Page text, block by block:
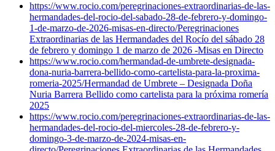
https://www.rocio.com/peregrinaciones-extraordinarias-de-las-
hermandades-del-rocio-del-sabado-28-de-febrero-y-domingo-
1-de-marzo-de-2026-misas-en-directo/Peregrinaciones
Extraordinarias de las Hermandades del Rocío del sábado 28
de febrero y domingo 1 de marzo de 2026 -Misas en Directo
https://www.rocio.com/hermandad-de-umbrete-designada-
dona-nuria-barrera-bellido-como-cartelista-para-la-proxima-
romeria-2025/Hermandad de Umbrete – Designada Doña
Nuria Barrera Bellido como cartelista para la próxima romería
2025
https://www.rocio.com/peregrinaciones-extraordinarias-de-las-
hermandades-del-rocio-del-miercoles-28-de-febrero-y-
domingo-3-de-marzo-de-2024-misas-en-